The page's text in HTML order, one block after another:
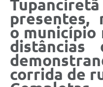
presentes,
o município
corrida de